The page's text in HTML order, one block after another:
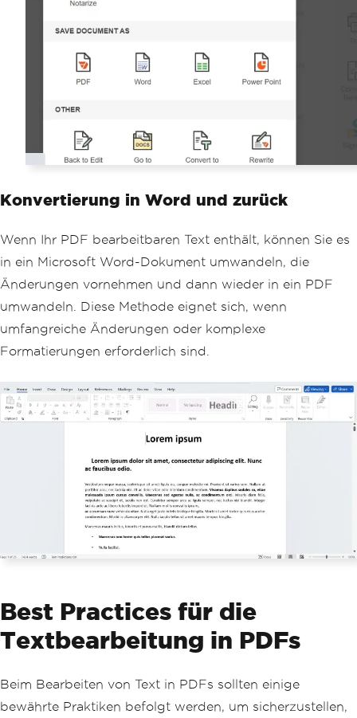
Konvertierung in Word und zurück
Wenn Ihr PDF bearbeitbaren Text enthält, können Sie es
in ein Microsoft Word-Dokument umwandeln, die
Änderungen vornehmen und dann wieder in ein PDF
umwandeln. Diese Methode eignet sich, wenn
umfangreiche Änderungen oder komplexe
Formatierungen erforderlich sind.
Best Practices für die
Textbearbeitung in PDFs
Beim Bearbeiten von Text in PDFs sollten einige
bewährte Praktiken befolgt werden, um sicherzustellen,